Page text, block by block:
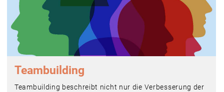
Teambuilding
Teambuilding beschreibt nicht nur die Verbesserung der